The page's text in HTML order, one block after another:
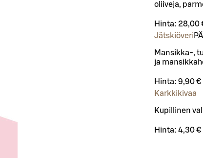
oliiveja,
Hinta: 28,00
Jätskiöveri PÄ
Mansikka-,
ja
Hinta: 9,90 €
Karkkikivaa
Kupillinen
Hinta: 4,30 €